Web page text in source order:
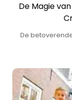
De Magie
De